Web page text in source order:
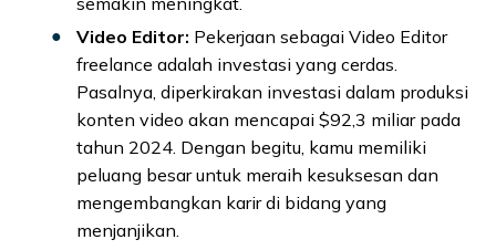
Video Editor: Pekerjaan sebagai Video Editor
freelance adalah investasi yang cerdas.
Pasalnya, diperkirakan investasi dalam produksi
konten video akan mencapai $92,3 miliar pada
tahun 2024. Dengan begitu, kamu memiliki
peluang besar untuk meraih kesuksesan dan
mengembangkan karir di bidang yang
menjanjikan.